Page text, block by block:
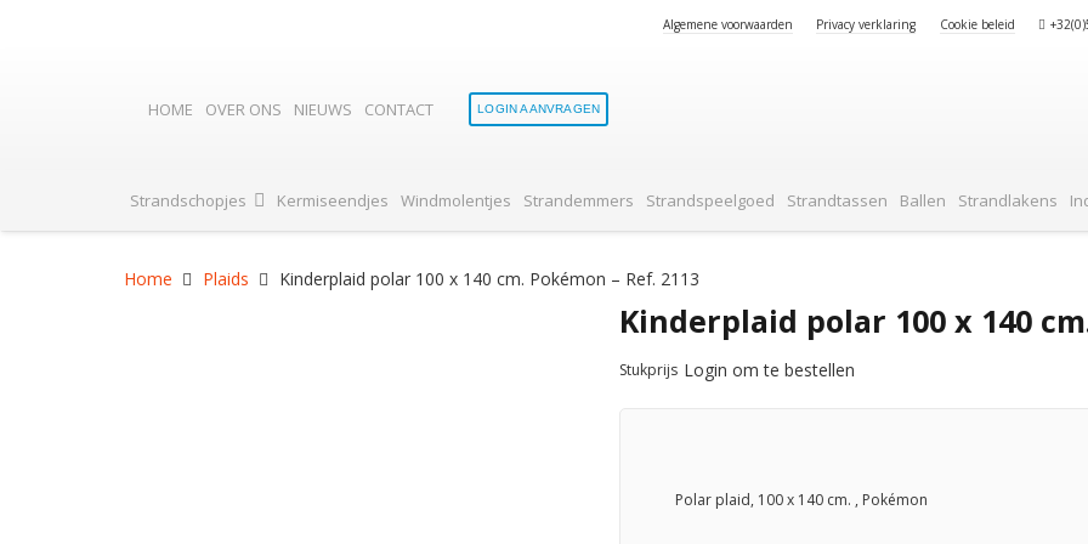
Algemene voorwaarden Privacy verklaring Cookie beleid
HOME OVER ONS NIEUWS CONTACT LOGIN AANVRAGEN
Strandschopjes Kermiseendjes Windmolentjes Strandemmers Strandspeelgoed Strandtassen Ballen Strandlakens
Home Plaids Kinderplaid polar 100 x 140 cm. Pokémon – Ref. 2113
Kinderplaid polar 100 x 140
Stukprijs Login om te bestellen
Polar plaid, 100 x 140 cm. , Pokémon